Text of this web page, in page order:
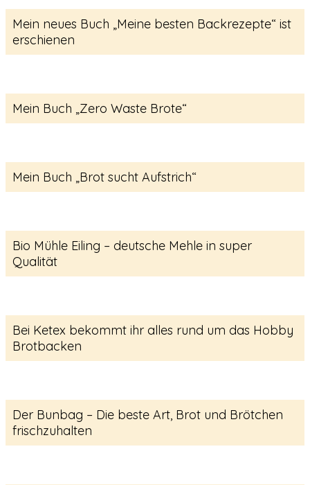
Mein neues Buch „Meine besten Backrezepte“ ist
erschienen
Mein Buch „Zero Waste Brote“
Mein Buch „Brot sucht Aufstrich“
Bio Mühle Eiling – deutsche Mehle in super
Qualität
Bei Ketex bekommt ihr alles rund um das Hobby
Brotbacken
Der Bunbag – Die beste Art, Brot und Brötchen
frischzuhalten